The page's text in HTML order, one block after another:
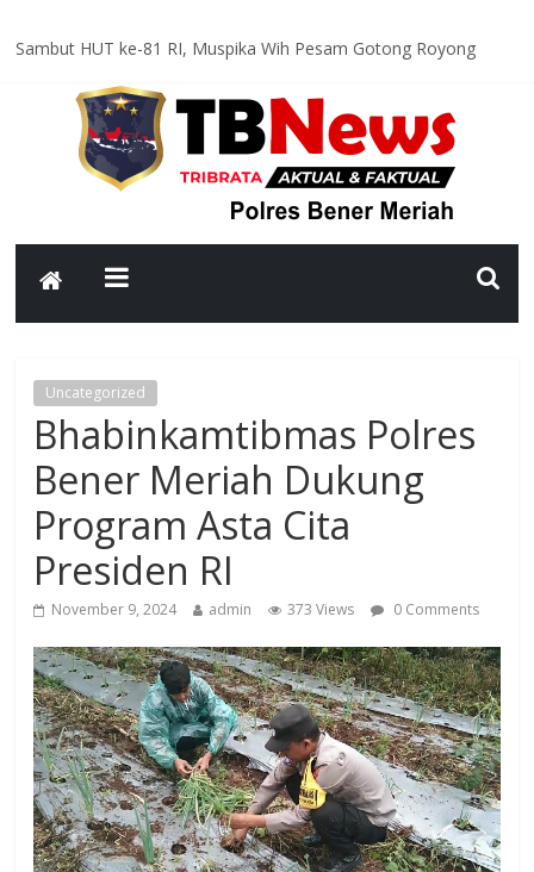
Sambut HUT ke-81 RI, Muspika Wih Pesam Gotong Royong
Optimal dan Humanis, Ditsamapta Polda Aceh Supervisi
Kesiapsiagaan Dalmas Polres Bener Meriah
Polsek Bandar Gelar Patroli Rutin, Sampaikan Pesan Kamtibmas
kepada Warga
Polsek Pintu Rime Gayo Pantau Kondisi Warga di Hunian
Pesan Kamtibmas
Uncategorized
Bhabinkamtibmas Polres
Bener Meriah Dukung
Program Asta Cita
Presiden RI
November 9, 2024 admin 373 Views 0 Comments